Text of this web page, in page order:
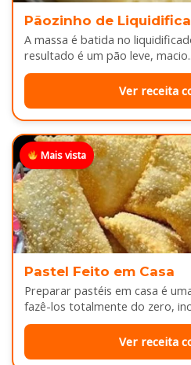
Pãozinho de
A massa é batida no
resultado é um pão leve,
Ver receita
Mais vista
Pastel Feito em Casa
Preparar pastéis em casa é
fazê-los totalmente do zero,
melhor ainda...
Ver receita